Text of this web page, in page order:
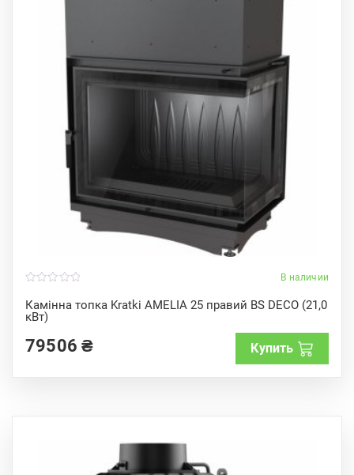
В наличии
Камінна топка Kratki AMELIA 25 правий BS DECO (21,0
кВт)
o
u
t
f
5
79506₴ Купить